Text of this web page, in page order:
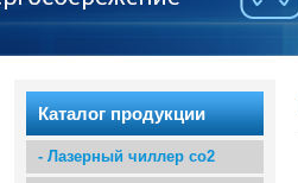
Каталог продукции
- Лазерный чиллер co2